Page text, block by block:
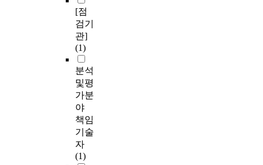
[점
검기
관]
(1)
분석
및평
가분
야
책임
기술
자
(1)